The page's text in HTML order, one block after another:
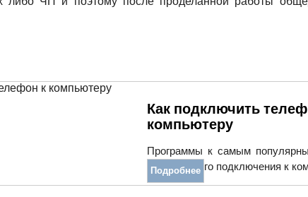
Как подключить
компьютеру
Программы к самым
для быстрого подключения к
Подробнее